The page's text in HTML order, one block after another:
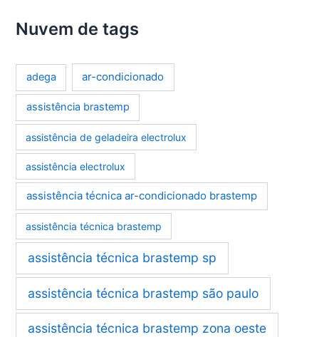
Nuvem de tags
adega ar-condicionado
assistência brastemp
assistência de geladeira electrolux
assistência electrolux
assistência técnica ar-condicionado brastemp
assistência técnica brastemp
assistência técnica brastemp sp
assistência técnica brastemp são paulo
assistência técnica brastemp zona oeste